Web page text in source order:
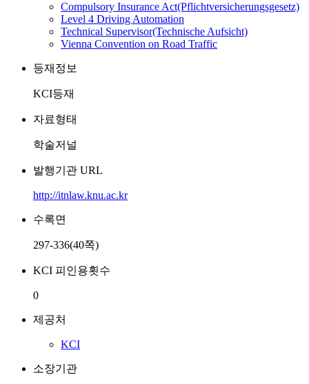
Compulsory Insurance Act(Pflichtversicherungsgesetz)
Level 4 Driving Automation
Technical Supervisor(Technische Aufsicht)
Vienna Convention on Road Traffic
등재정보
KCI등재
자료형태
학술저널
발행기관 URL
http://itnlaw.knu.ac.kr
수록면
297-336(40쪽)
KCI 피인용횟수
0
제공처
KCI
소장기관